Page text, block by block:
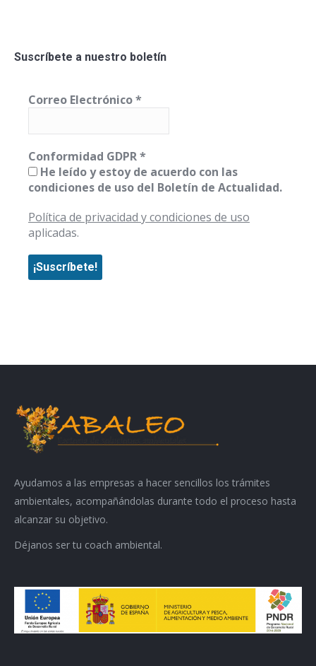
Suscríbete a nuestro boletín
Correo Electrónico*
Conformidad GDPR*
He leído y estoy de acuerdo con las
condiciones de uso del Boletín de Actualidad.
Política de privacidad y condiciones de uso
aplicadas.
Ayudamos a las empresas a hacer sencillos los trámites
ambientales, acompañándolas durante todo el proceso hasta
alcanzar su objetivo.
Déjanos ser tu coach ambiental.